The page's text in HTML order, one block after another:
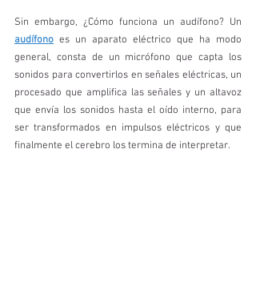
audífono es un aparato eléctrico que ha modo
general, consta de un micrófono que capta los
sonidos para convertirlos en señales eléctricas, un
procesado que amplifica las señales y un altavoz
que envía los sonidos hasta el oído interno, para
ser transformados en impulsos eléctricos y que
finalmente el cerebro los termina de interpretar.